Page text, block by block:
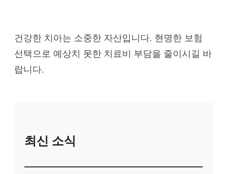
건강한 치아는 소중한 자산입니다. 현명한 보험
선택으로 예상치 못한 치료비 부담을 줄이시길 바
랍니다.
최신 소식